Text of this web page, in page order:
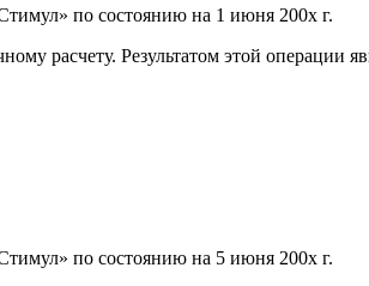
по состоянию на 1 июня 200х г.
расчету. Результатом этой операции
по состоянию на 5 июня 200х г.